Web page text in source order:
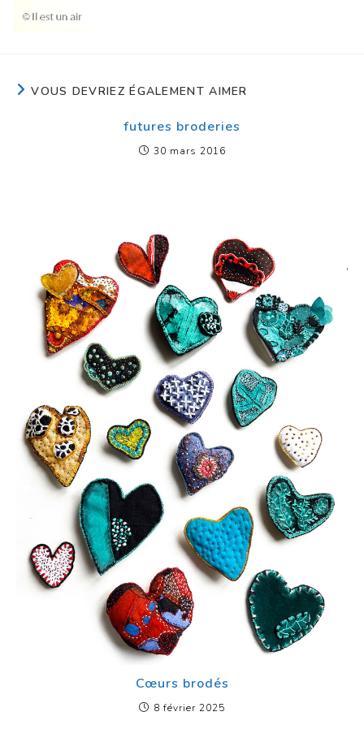
VOUS DEVRIEZ ÉGALEMENT AIMER
futures broderies
30 mars 2016
Cœurs brodés
8 février 2025